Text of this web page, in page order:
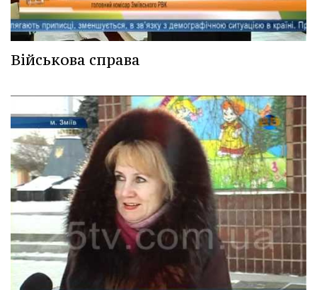
Військова справа